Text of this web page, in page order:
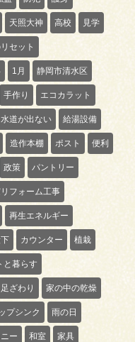
天照大神 高校 見学
セット
1月 静岡市清水区
手作り エコカラット
水道が出ない 給湯設備
造作本棚 ポスト 便利
政策 パントリー
フォーム工事
再生エネルギー
カウンター 植栽
と暮らす
足ざわり 家の中の乾燥
プシンク 雨の日
ー 和室 家具